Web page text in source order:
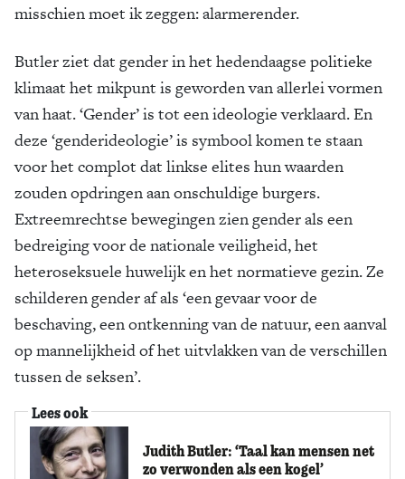
misschien moet ik zeggen: alarmerender.
Butler ziet dat gender in het hedendaagse politieke
klimaat het mikpunt is geworden van allerlei vormen
van haat. ‘Gender’ is tot een ideologie verklaard. En
deze ‘genderideologie’ is symbool komen te staan
voor het complot dat linkse elites hun waarden
zouden opdringen aan onschuldige burgers.
Extreemrechtse bewegingen zien gender als een
bedreiging voor de nationale veiligheid, het
heteroseksuele huwelijk en het normatieve gezin. Ze
schilderen gender af als ‘een gevaar voor de
beschaving, een ontkenning van de natuur, een aanval
op mannelijkheid of het uitvlakken van de verschillen
tussen de seksen’.
Lees ook
Judith Butler: ‘Taal kan mensen net
zo verwonden als een kogel’